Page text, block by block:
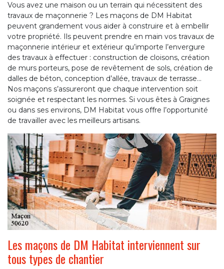
Vous avez une maison ou un terrain qui nécessitent des
travaux de maçonnerie ? Les maçons de DM Habitat
peuvent grandement vous aider à construire et à embellir
votre propriété. Ils peuvent prendre en main vos travaux de
maçonnerie intérieur et extérieur qu’importe l’envergure
des travaux à effectuer : construction de cloisons, création
de murs porteurs, pose de revêtement de sols, création de
dalles de béton, conception d’allée, travaux de terrasse…
Nos maçons s’assureront que chaque intervention soit
soignée et respectant les normes. Si vous êtes à Graignes
ou dans ses environs, DM Habitat vous offre l’opportunité
de travailler avec les meilleurs artisans.
Les maçons de DM Habitat interviennent sur
tous types de chantier